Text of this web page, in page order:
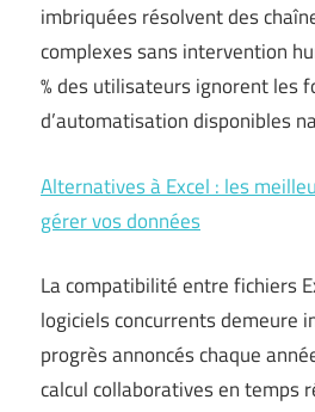
imbriquées résolvent des
complexes sans intervention
% des utilisateurs ignorent les
d’automatisation disponibles
Alternatives à Excel : les
gérer vos données
La compatibilité entre fichiers
logiciels concurrents demeure
progrès annoncés chaque
calcul collaboratives en temps